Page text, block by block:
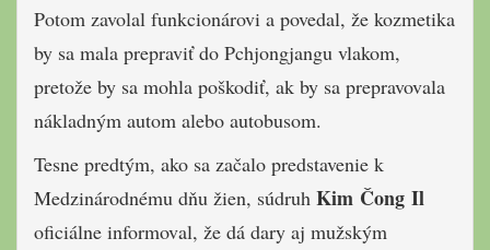
Potom zavolal funkcionárovi a povedal, že kozmetika
by sa mala prepraviť do Pchjongjangu vlakom,
pretože by sa mohla poškodiť, ak by sa prepravovala
nákladným autom alebo autobusom.
Tesne predtým, ako sa začalo predstavenie k
Medzinárodnému dňu žien, súdruh Kim Čong Il
oficiálne informoval, že dá dary aj mužským